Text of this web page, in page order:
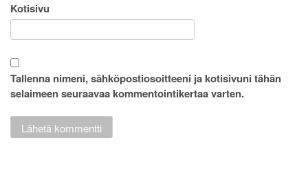
Kotisivu
Tallenna nimeni, sähköpostiosoitteeni ja kotisivuni tähän
selaimeen seuraavaa kommentointikertaa varten.